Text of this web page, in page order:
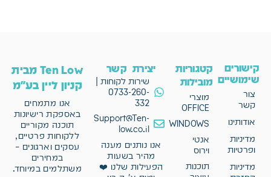
קישורים
שימושיים
צור
קשר
אודותינו
מדיניות
ופרטיות
מדיניות
קטגוריות
מובילות
מוצרי
OFFICE
WINDOWS
אנטי
וירוס
תוכנות
יצירת קשר
שירות לקוחות |
0733-260-
332
Support@Ten-
low.co.il
אנו נותנים מענה
מהיר בשעות
הפעילות שלנו ❤️
Ten Low מבית
קניון ליין בע"מ
אנו מתמחים
באספקת רישיונות
תוכנה מקוריים
ללקוחות פרטיים,
עסקים וארגונים –
במחירים
משתלמים במיוחד.